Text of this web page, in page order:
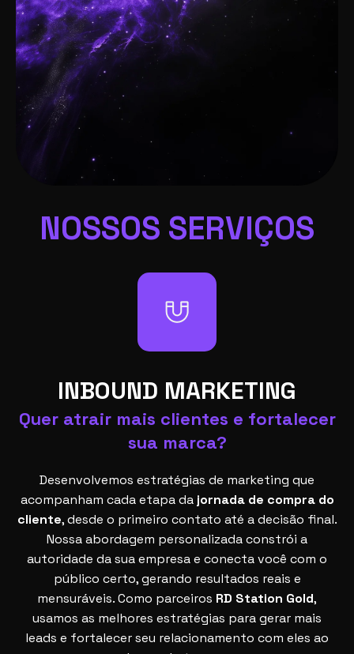
NOSSOS SERVIÇOS
INBOUND MARKETING
Quer atrair mais clientes e fortalecer
sua marca?
Desenvolvemos estratégias de marketing que
acompanham cada etapa da jornada de compra do
cliente, desde o primeiro contato até a decisão final.
Nossa abordagem personalizada constrói a
autoridade da sua empresa e conecta você com o
público certo, gerando resultados reais e
mensuráveis. Como parceiros RD Station Gold,
usamos as melhores estratégias para gerar mais
leads e fortalecer seu relacionamento com eles ao